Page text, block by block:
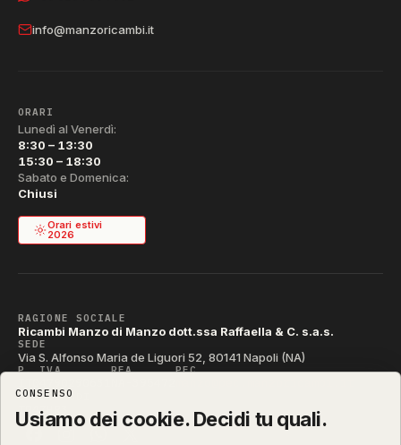
info@manzoricambi.it
ORARI
Lunedì al Venerdì:
8:30 – 13:30
15:30 – 18:30
Sabato e Domenica:
Chiusi
Orari estivi
2026
RAGIONE SOCIALE
Ricambi Manzo di Manzo dott.ssa Raffaella & C. s.a.s.
SEDE
Via S. Alfonso Maria de Liguori 52, 80141 Napoli (NA)
P. IVA REA PEC
CODICE SDI
T04ZHR3
CONSENSO
Usiamo dei cookie. Decidi tu quali.